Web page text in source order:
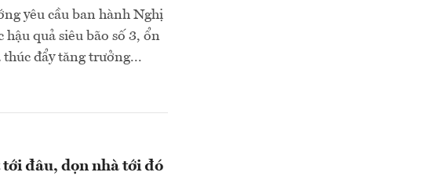
yêu cầu ban hành Nghị
quả siêu bão số 3, ổn
đẩy tăng trưởng...
đâu, dọn nhà tới đó